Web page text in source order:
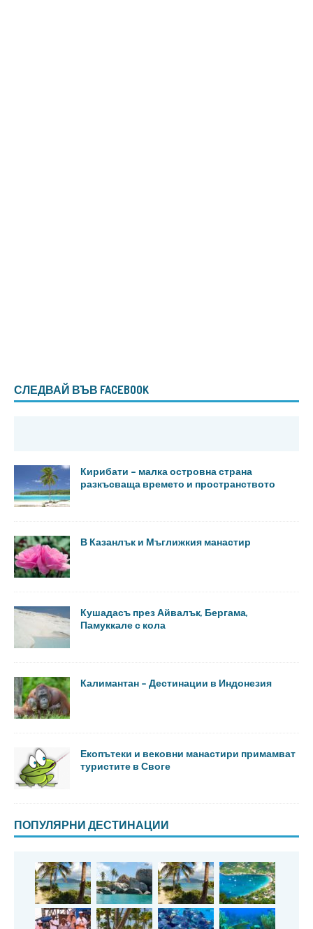
СЛЕДВАЙ ВЪВ FACEBOOK
Кирибати – малка островна страна
разкъсваща времето и пространството
В Казанлък и Мъглижкия манастир
Кушадасъ през Айвалък, Бергама,
Памуккале с кола
Калимантан – Дестинации в Индонезия
Екопътеки и вековни манастири примамват
туристите в Своге
ПОПУЛЯРНИ ДЕСТИНАЦИИ